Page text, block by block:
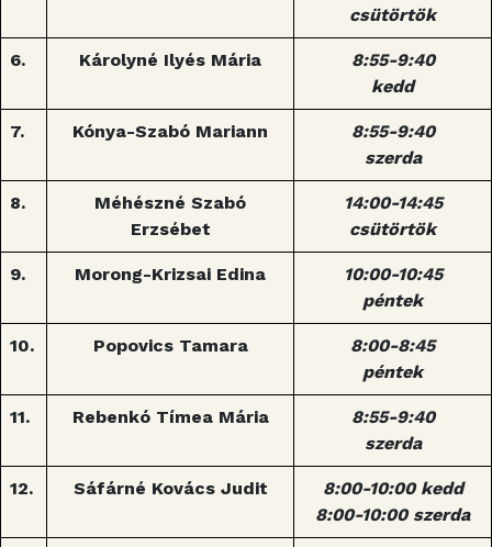
csütörtök
6. Károlyné Ilyés Mária
8:55-9:40
kedd
7. Kónya-Szabó Mariann
8:55-9:40
szerda
8.
Méhészné Szabó
Erzsébet
14:00-14:45
csütörtök
9. Morong-Krizsai Edina
10:00-10:45
péntek
10. Popovics Tamara
8:00-8:45
péntek
11. Rebenkó Tímea Mária
8:55-9:40
szerda
12. Sáfárné Kovács Judit
8:00-10:00 kedd
8:00-10:00 szerda